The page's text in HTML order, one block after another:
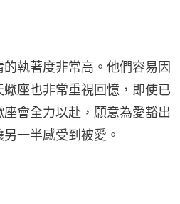
執著度非常高。他們容易因
座也非常重視回憶，即使已
會全力以赴，願意為愛豁出
一半感受到被愛。